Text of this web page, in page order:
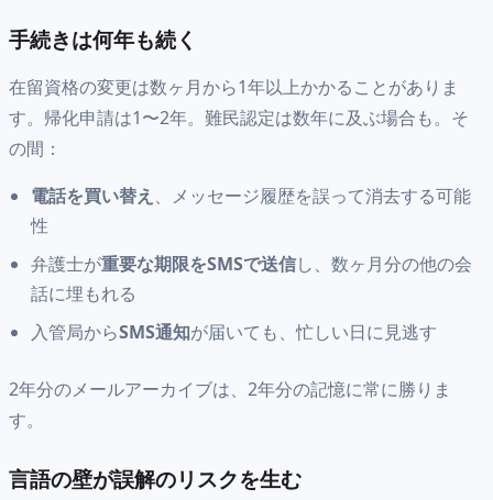
手続きは何年も続く
在留資格の変更は数ヶ月から1年以上かかることがありま
す。帰化申請は1〜2年。難民認定は数年に及ぶ場合も。そ
の間：
電話を買い替え 、メッセージ履歴を誤って消去する可能
性
弁護士が重要な期限をSMSで送信し、数ヶ月分の他の会
話に埋もれる
入管局からSMS通知が届いても、忙しい日に見逃す
2年分のメールアーカイブは、2年分の記憶に常に勝りま
す。
言語の壁が誤解のリスクを生む